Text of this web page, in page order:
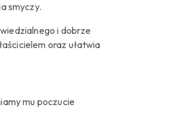
smyczy.
i dobrze
oraz ułatwia
mu poczucie